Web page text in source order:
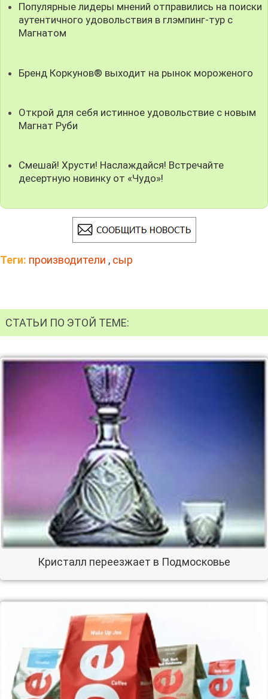
Популярные лидеры мнений отправились на поиски
аутентичного удовольствия в глэмпинг-тур с
Магнатом
Бренд Коркунов® выходит на рынок мороженого
Открой для себя истинное удовольствие с новым
Магнат Руби
Смешай! Хрусти! Наслаждайся! Встречайте
десертную новинку от «Чудо»!
Теги: производители , сыр
СТАТЬИ ПО ЭТОЙ ТЕМЕ:
Кристалл переезжает в Подмосковье